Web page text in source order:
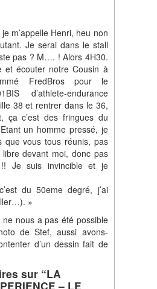
m’appelle Henri, heu non
Je serai dans le stall
pas ? M…. ! Alors 4H30.
et écouter notre Cousin à
FredBros pour le
d’athlete-endurance
38 et rentrer dans le 36,
ça c’est des fringues du
un homme pressé, je
que vous tous réunis, pas
devant moi, donc pas
Je suis invincible et je
du 50eme degré, j’ai
»
nous a pas été possible
de Stef, aussi avons-
d’un dessin fait de
sur “LA
– LE